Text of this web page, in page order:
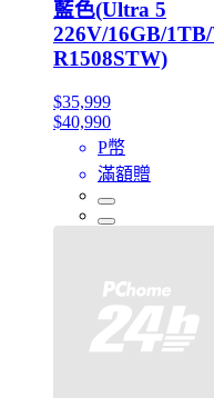
藍色(Ultra 5
226V/16GB/
R1508STW)
$35,999
$40,990
P幣
滿額贈